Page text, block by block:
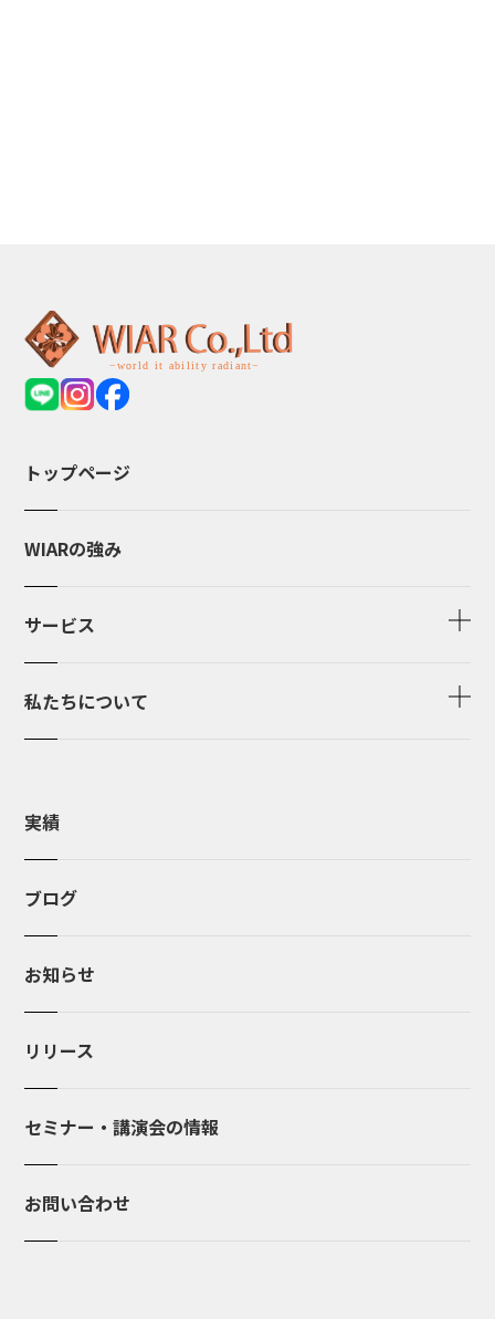
トップページ
WIARの強み
サービス
私たちについて
実績
ブログ
お知らせ
リリース
セミナー・講演会の情報
お問い合わせ